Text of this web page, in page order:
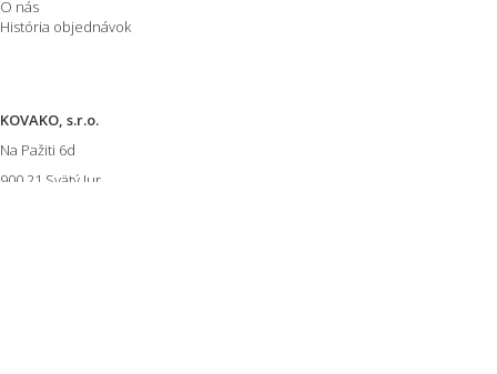
O nás
História objednávok
KOVAKO, s.r.o.
Na Pažiti 6d
900 21 Svätý Jur